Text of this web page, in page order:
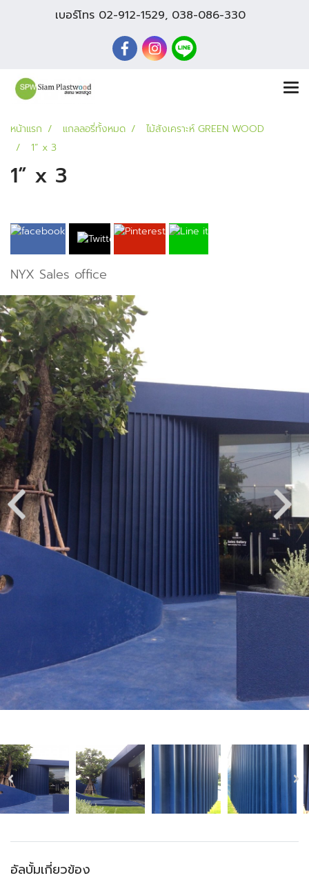
เบอร์โทร 02-912-1529, 038-086-330
หน้าแรก แกลลอรี่ทั้งหมด
ไม้สังเคราะห์ GREEN WOOD
1” x 3
1” x 3
NYX Sales office
อัลบั้มเกี่ยวข้อง